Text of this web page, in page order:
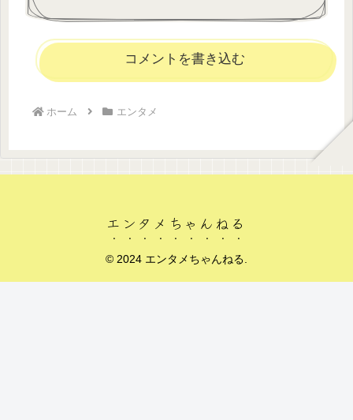
コメントを書き込む
ホーム エンタメ
エンタメちゃんねる
© 2024 エンタメちゃんねる.